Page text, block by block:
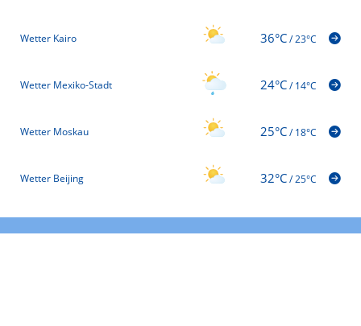
Wetter Kairo 36°C/23°C
Wetter Mexiko-Stadt 24°C/14°C
Wetter Moskau 25°C/18°C
Wetter Beijing 32°C/25°C